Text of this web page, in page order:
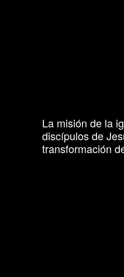
La misión de la
discípulos de
transformación